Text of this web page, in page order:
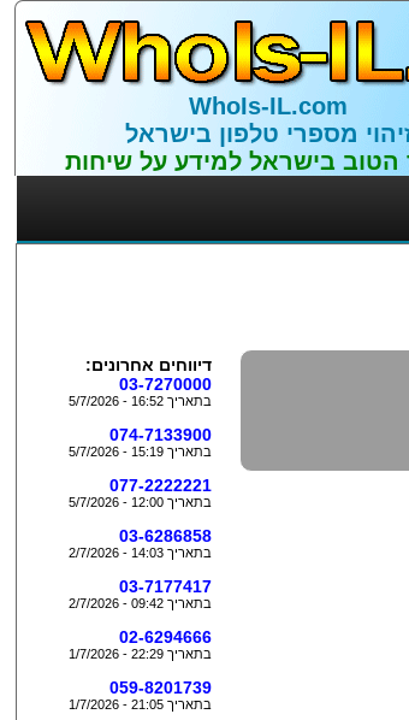
WhoIs-IL.com
מספרי טלפון בישראל
בישראל למידע על שיחות
דיווחים אחרונים:
03-7270000
בתאריך 16:52 - 5/7/2026
074-7133900
בתאריך 15:19 - 5/7/2026
077-2222221
בתאריך 12:00 - 5/7/2026
03-6286858
בתאריך 14:03 - 2/7/2026
03-7177417
בתאריך 09:42 - 2/7/2026
02-6294666
בתאריך 22:29 - 1/7/2026
059-8201739
בתאריך 21:05 - 1/7/2026